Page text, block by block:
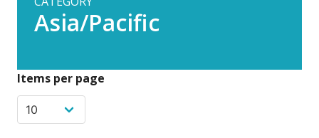
Asia/Pacific
Items per page